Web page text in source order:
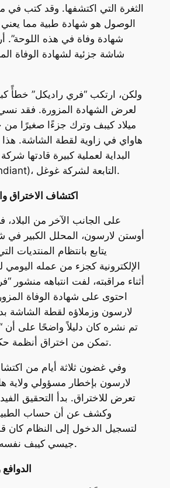
الثغرة التي اكتشفها. وقد كتب
الوصول هو شهادة طبية مما يعني
شهادة وفاة في هذه اللوحة”.
شاشة جزئية لشهادة الوفاة
ولكن، ارتكب “فري راديكل” خطأً
لعرض الشهادة المزورة. فقد
ميلاد كيبف وترك جزءًا صغيرًا من
هاواي في زاوية لقطة الشاشة.
البداية لعملية كبيرة قادتها
“مانديانت” (Mandiant)، التابعة لشركة غوغل.
اكتشاف الاختراق
على الجانب الآخر من البلاد،
أوستن لارسون، المحلل الكبير في
يتابع بانتظام المنتديات
الإلكترونية كجزء من عمله
أثناء مراقبته، لفت انتباهه منشور
احتوى على شهادة الوفاة
لارسون وزملاؤه لقطة الشاشة
تم نشره كان دليلاً واضحًا على أن
تمكن من اختراق أنظمة حكومة ولاية هاواي.
وفي غضون ثلاثة أيام من
لارسون بإخطار مسؤولي ولاية
تعرض للاختراق. بدأ التحقيق
وكشف عن أن حساب
لتسجيل الدخول إلى النظام كان
جيسي كيبف نفسه، الذي زوّر وفاته.